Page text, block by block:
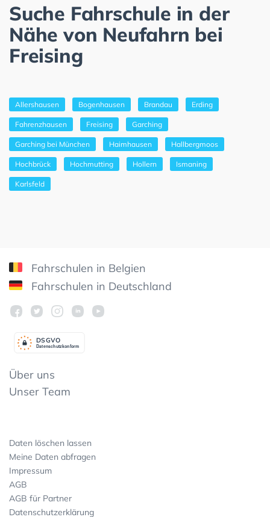
Suche Fahrschule in der
Nähe von Neufahrn bei
Freising
Allershausen Bogenhausen Brandau Erding
Fahrenzhausen Freising Garching
Garching bei München Haimhausen Hallbergmoos
Hochbrück Hochmutting Hollern Ismaning
Karlsfeld
Fahrschulen in Belgien
Fahrschulen in Deutschland
Datenschutzkonform
DSGVO
Über uns
Unser Team
Daten löschen lassen
Meine Daten abfragen
Impressum
AGB
AGB für Partner
Datenschutzerklärung